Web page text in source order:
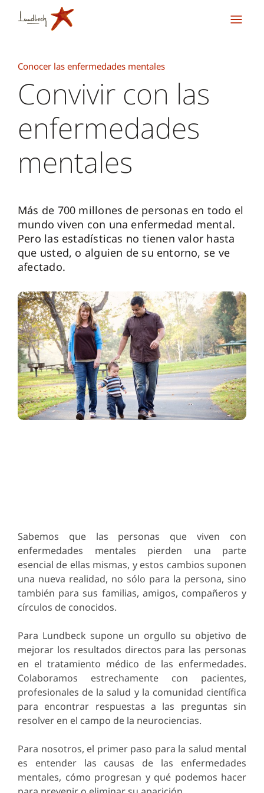
Conocer las enfermedades mentales
Convivir con las
enfermedades
mentales
Más de 700 millones de personas en todo el
mundo viven con una enfermedad mental.
Pero las estadísticas no tienen valor hasta
que usted, o alguien de su entorno, se ve
afectado.
Sabemos que las personas que viven con
enfermedades mentales pierden una parte
esencial de ellas mismas, y estos cambios suponen
una nueva realidad, no sólo para la persona, sino
también para sus familias, amigos, compañeros y
círculos de conocidos.
Para Lundbeck supone un orgullo su objetivo de
mejorar los resultados directos para las personas
en el tratamiento médico de las enfermedades.
Colaboramos estrechamente con pacientes,
profesionales de la salud y la comunidad científica
para encontrar respuestas a las preguntas sin
resolver en el campo de la neurociencias.
Para nosotros, el primer paso para la salud mental
es entender las causas de las enfermedades
mentales, cómo progresan y qué podemos hacer